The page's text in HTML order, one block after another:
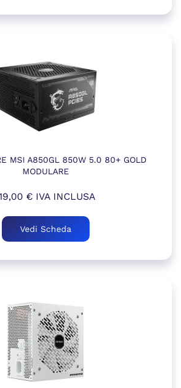
MSI A850GL 850W 5.0 80+ GOLD
MODULARE
€ IVA INCLUSA
Vedi Scheda